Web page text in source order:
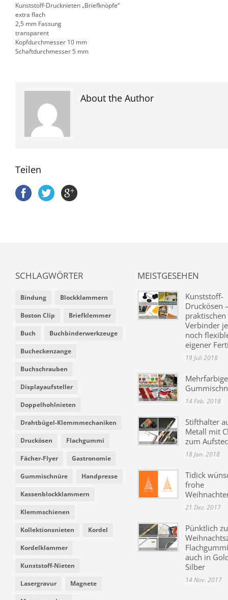
Kunststoff-Drucknieten „Briefknöpfe“
extra flach
2,5 mm Fassung
transparent
Kopfdurchmesser 10 mm
Schaftdurchmesser 5 mm
About the Author
Teilen
SCHLAGWÖRTER
Bindung Blockklammern
Boston Clip Briefklemmer
Buch Buchbinderwerkzeuge
Bucheckenzange
Buchschrauben
Displayaufsteller
Doppelhohlnieten
Drahtbügel-Klemmmechaniken
Druckösen Flachgummi
Fächer-Flyer Gastronomie
Gummischnüre Handpresse
Kassenblockklammern
Klemmschienen
Kollektionsnieten Kordel
Kordelklammer
Kunststoff-Nieten
Lasergravur Magnete
MEISTGESEHEN
Kunststoff-
Druckösen
praktischen
Verbinder
noch
eigener
19 Juli 2018
Mehrfarbige
14 Feb. 2018
Stifthalter
Metall mit
zum
18 Jan. 2018
Tidick
frohe
21 Dez. 2017
Pünktlich
auch in
Silber
14 Nov. 2017